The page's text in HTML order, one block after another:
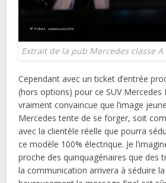
Extrait de la pub Mercedes classe
Cependant avec un ticket d’entrée
(hors options) pour ce SUV Mercedes
vraiment convaincue que l’image
Mercedes tente de se forger, soit
avec la clientèle réelle que pourra
ce modèle 100% électrique. Je
proche des quinquagénaires que des
la communication arrivera à séduire